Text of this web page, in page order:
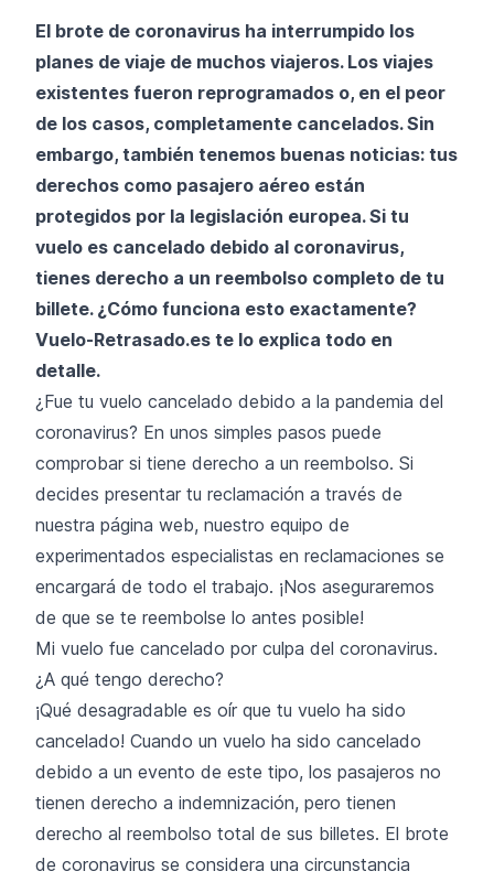
El brote de coronavirus ha interrumpido los
planes de viaje de muchos viajeros. Los viajes
existentes fueron reprogramados o, en el peor
de los casos, completamente cancelados. Sin
embargo, también tenemos buenas noticias: tus
derechos como pasajero aéreo están
protegidos por la legislación europea. Si tu
vuelo es cancelado debido al coronavirus,
tienes derecho a un reembolso completo de tu
billete. ¿Cómo funciona esto exactamente?
Vuelo-Retrasado.es te lo explica todo en
detalle.
¿Fue tu vuelo cancelado debido a la pandemia del
coronavirus? En unos simples pasos puede
comprobar si tiene derecho a un reembolso. Si
decides presentar tu reclamación a través de
nuestra página web, nuestro equipo de
experimentados especialistas en reclamaciones se
encargará de todo el trabajo. ¡Nos aseguraremos
de que se te reembolse lo antes posible!
Mi vuelo fue cancelado por culpa del coronavirus.
¿A qué tengo derecho?
¡Qué desagradable es oír que tu vuelo ha sido
cancelado! Cuando un vuelo ha sido cancelado
debido a un evento de este tipo, los pasajeros no
tienen derecho a indemnización, pero tienen
derecho al reembolso total de sus billetes. El brote
de coronavirus se considera una circunstancia